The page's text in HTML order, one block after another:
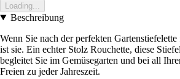
Loading...
Beschreibung
Wenn Sie nach der perfekten
ist sie. Ein echter Stolz Rouchette, diese
begleitet Sie im Gemüsegarten und bei all
Freien zu jeder Jahreszeit.